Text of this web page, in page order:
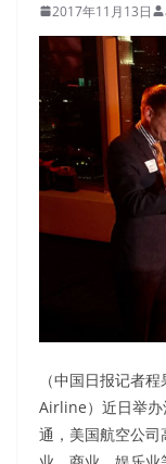
2017年11月13日
（中国日报记者
Airline）近日举办
通，美国航空公